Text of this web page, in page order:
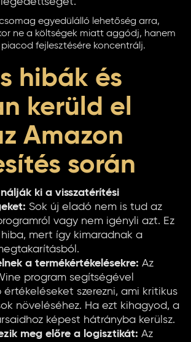
egyedülálló lehetőség arra,
ne a költségek miatt aggódj, hanem
fejlesztésére koncentrálj.
hibák és
kerüld el
Amazon
során
ki a visszatérítési
Sok új eladó nem is tud az
vagy nem igényli azt. Ez
mert így kimaradnak a
a termékértékelésekre: Az
program segítségével
értékeléseket szerezni, ami kritikus
növeléséhez. Ha ezt kihagyod, a
képest hátrányba kerülsz.
meg előre a logisztikát: Az